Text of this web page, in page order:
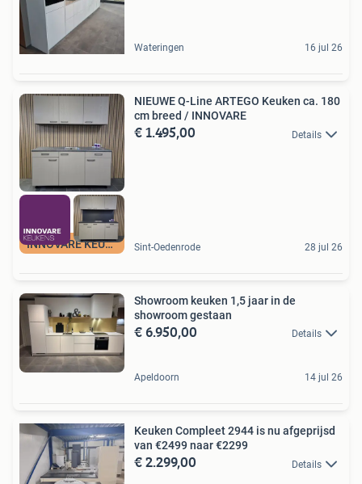
Wateringen 16 jul 26
INNOVARE KEUKENS
NIEUWE Q-Line ARTEGO Keuken ca. 180
cm breed / INNOVARE
€ 1.495,00 Details
Sint-Oedenrode 28 jul 26
Showroom keuken 1,5 jaar in de
showroom gestaan
€ 6.950,00 Details
Apeldoorn 14 jul 26
Keuken Compleet 2944 is nu afgeprijsd
van €2499 naar €2299
€ 2.299,00 Details